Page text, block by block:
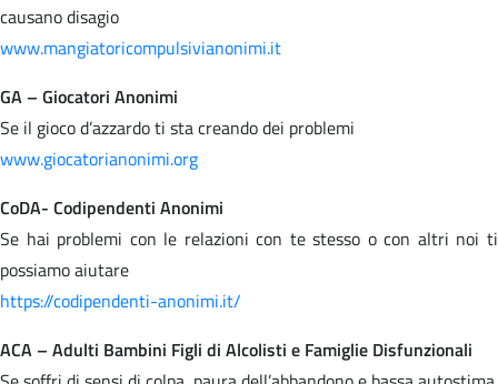
causano disagio
www.mangiatoricompulsivianonimi.it
GA – Giocatori Anonimi
Se il gioco d’azzardo ti sta creando dei problemi
www.giocatorianonimi.org
CoDA- Codipendenti Anonimi
Se hai problemi con le relazioni con te stesso o con altri noi ti
possiamo aiutare
https://codipendenti-anonimi.it/
ACA – Adulti Bambini Figli di Alcolisti e Famiglie Disfunzionali